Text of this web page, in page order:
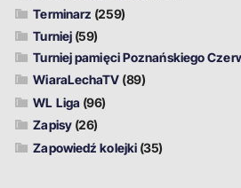
Terminarz (259)
Turniej (59)
Turniej pamięci Poznańskiego
WiaraLechaTV (89)
WL Liga (96)
Zapisy(26)
Zapowiedź kolejki (35)